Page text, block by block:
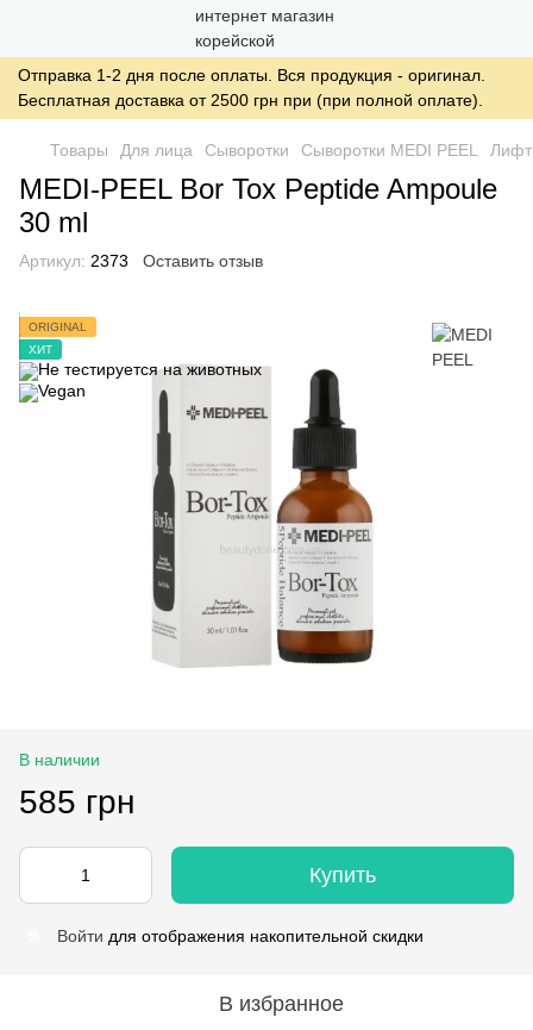
Отправка 1-2 дня после оплаты. Вся продукция - оригинал.
Бесплатная доставка от 2500 грн при (при полной оплате).
Товары Для лица Сыворотки Сыворотки MEDI PEEL
MEDI-PEEL Bor Tox Peptide Ampoule
30 ml
Артикул: 2373 Оставить отзыв
ORIGINAL
ХИТ
В наличии
585 грн
Купить
Войти для отображения накопительной скидки
В избранное